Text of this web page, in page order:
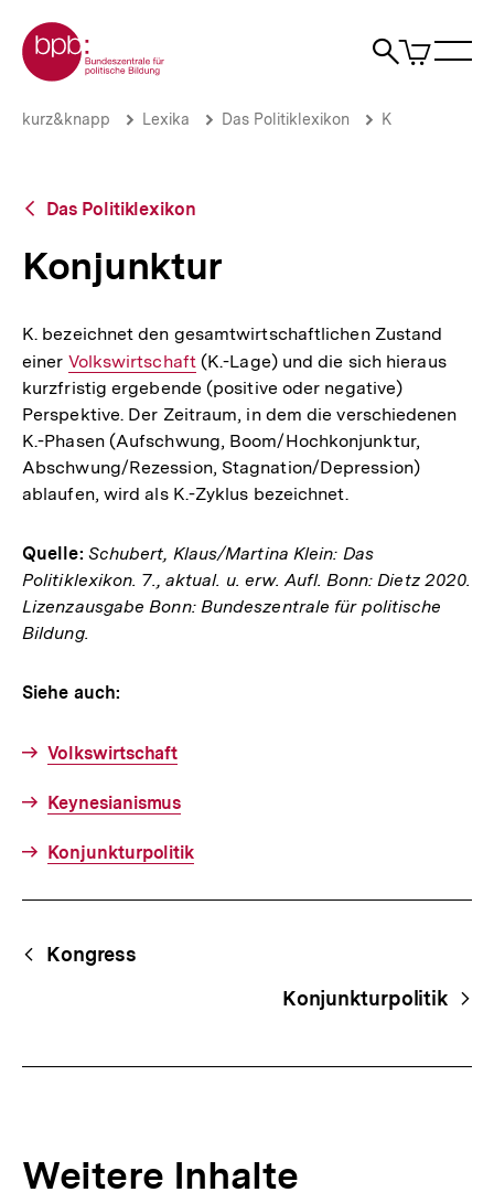
zum
Seiteninhalt
springen
Zur Startseite der bpb
Suche
Artikel
im
Konjunktur
Brotkrümelnavigation
Pfadnavigation
kurz&knapp Lexika Das Politiklexikon K
Zurück
Übersicht
Das Politiklexikon
Konjunktur
K. bezeichnet den gesamtwirtschaftlichen Zustand
einer Interner
Link:
Volkswirtschaft(K.-Lage) und die sich hieraus
kurzfristig ergebende (positive oder negative)
Perspektive. Der Zeitraum, in dem die verschiedenen
K.-Phasen (Aufschwung, Boom/Hochkonjunktur,
Abschwung/Rezession, Stagnation/Depression)
ablaufen, wird als K.-Zyklus bezeichnet.
Quelle: Schubert, Klaus/Martina Klein: Das
Politiklexikon. 7., aktual. u. erw. Aufl. Bonn: Dietz 2020.
Lizenzausgabe Bonn: Bundeszentrale für politische
Bildung.
Siehe auch:
Volkswirtschaft
Keynesianismus
Konjunkturpolitik
Begriffsnavigation
Content-
Navigation
Kongress
Konjunkturpolitik
Weitere Inhalte